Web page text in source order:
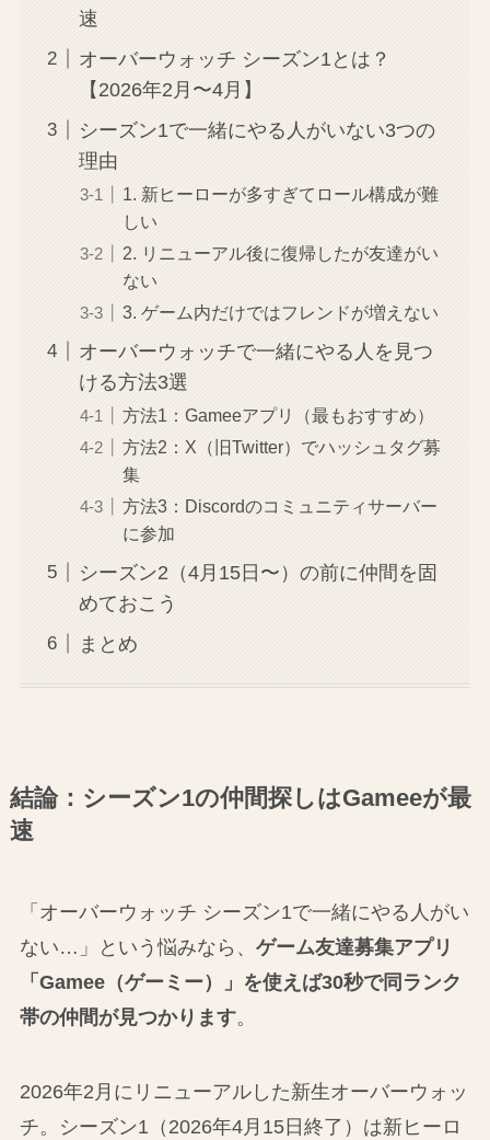
速
オーバーウォッチ シーズン1とは？
【2026年2月〜4月】
シーズン1で一緒にやる人がいない3つの
理由
1. 新ヒーローが多すぎてロール構成が難
しい
2. リニューアル後に復帰したが友達がい
ない
3. ゲーム内だけではフレンドが増えない
オーバーウォッチで一緒にやる人を見つ
ける方法3選
方法1：Gameeアプリ（最もおすすめ）
方法2：X（旧Twitter）でハッシュタグ募
集
方法3：Discordのコミュニティサーバー
に参加
シーズン2（4月15日〜）の前に仲間を固
めておこう
まとめ
結論：シーズン1の仲間探しはGameeが最
速
「オーバーウォッチ シーズン1で一緒にやる人がい
ない…」という悩みなら、 ゲーム友達募集アプリ
「Gamee（ゲーミー）」を使えば30秒で同ランク
帯の仲間が見つかります。
2026年2月にリニューアルした新生オーバーウォッ
チ。シーズン1（2026年4月15日終了）は新ヒーロ